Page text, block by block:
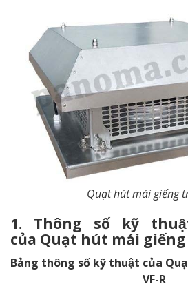
Quạt hút mái giếng
1. Thông số kỹ
của Quạt hút mái giếng
Bảng thông số kỹ thuật của
VF-R